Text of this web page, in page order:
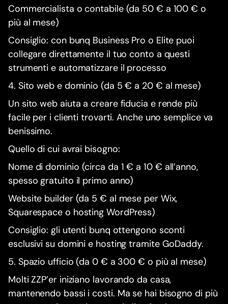
Commercialista o contabile (da 50 € a 100 € o
più al mese)
Consiglio: con bunq Business Pro o Elite puoi
collegare direttamente il tuo conto a questi
strumenti e automatizzare il processo
4. Sito web e dominio (da 5 € a 20 € al mese)
Un sito web aiuta a creare fiducia e rende più
facile per i clienti trovarti. Anche uno semplice va
benissimo.
Quello di cui avrai bisogno:
Nome di dominio (circa da 1 € a 10 € all’anno,
spesso gratuito il primo anno)
Website builder (da 5 € al mese per Wix,
Squarespace o hosting WordPress)
Consiglio: gli utenti bunq ottengono sconti
esclusivi su domini e hosting tramite GoDaddy.
5. Spazio ufficio (da 0 € a 300 € o più al mese)
Molti ZZP’er iniziano lavorando da casa,
mantenendo bassi i costi. Ma se hai bisogno di più